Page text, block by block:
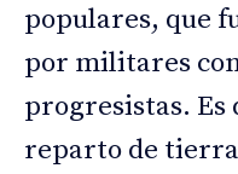
populares, que
por militares
progresistas.
reparto de